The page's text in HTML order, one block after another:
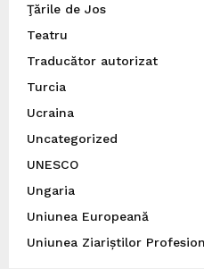
Ţările de Jos
Teatru
Traducător autorizat
Turcia
Ucraina
Uncategorized
UNESCO
Ungaria
Uniunea Europeană
Uniunea Ziariștilor